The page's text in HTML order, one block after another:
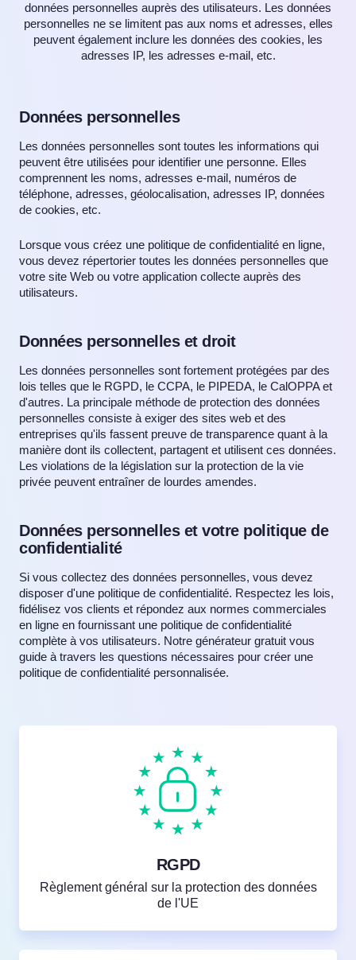
données personnelles auprès des utilisateurs. Les données
personnelles ne se limitent pas aux noms et adresses, elles
peuvent également inclure les données des cookies, les
adresses IP, les adresses e-mail, etc.
Données personnelles
Les données personnelles sont toutes les informations qui
peuvent être utilisées pour identifier une personne. Elles
comprennent les noms, adresses e-mail, numéros de
téléphone, adresses, géolocalisation, adresses IP, données
de cookies, etc.
Lorsque vous créez une politique de confidentialité en ligne,
vous devez répertorier toutes les données personnelles que
votre site Web ou votre application collecte auprès des
utilisateurs.
Données personnelles et droit
Les données personnelles sont fortement protégées par des
lois telles que le RGPD, le CCPA, le PIPEDA, le CalOPPA et
d'autres. La principale méthode de protection des données
personnelles consiste à exiger des sites web et des
entreprises qu'ils fassent preuve de transparence quant à la
manière dont ils collectent, partagent et utilisent ces données.
Les violations de la législation sur la protection de la vie
privée peuvent entraîner de lourdes amendes.
Données personnelles et votre politique de
confidentialité
Si vous collectez des données personnelles, vous devez
disposer d'une politique de confidentialité. Respectez les lois,
fidélisez vos clients et répondez aux normes commerciales
en ligne en fournissant une politique de confidentialité
complète à vos utilisateurs. Notre générateur gratuit vous
guide à travers les questions nécessaires pour créer une
politique de confidentialité personnalisée.
RGPD
Règlement général sur la protection des données
de l'UE